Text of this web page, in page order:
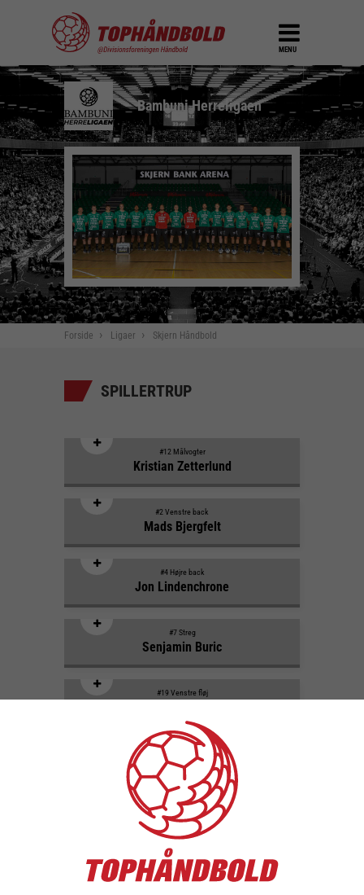
MENU
Bambuni Herreligaen
Forside Ligaer Skjern Håndbold
SPILLERTRUP
#12 Målvogter
Kristian Zetterlund
#2 Venstre back
Mads Bjergfelt
#4 Højre back
Jon Lindenchrone
#7 Streg
Senjamin Buric
#19 Venstre fløj
#21 Højre fløj
René Rasmussen
#22 Playmaker
Mads Mensah Larsen
#23 Venstre back